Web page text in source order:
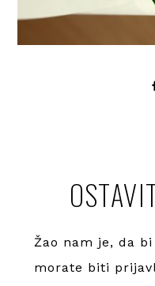
Žao nam je, da
morate biti